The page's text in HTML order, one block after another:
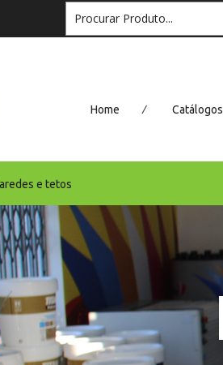
Home / Catálogos
e tetos